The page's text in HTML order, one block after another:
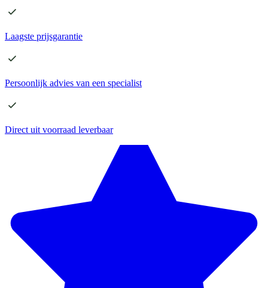
Laagste prijsgarantie
Persoonlijk advies van een specialist
Direct uit voorraad leverbaar